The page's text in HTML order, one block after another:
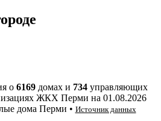
о 6169 домах и 734 управляющих
ЖКХ Перми на 01.08.2026
дома Перми • Источник данных